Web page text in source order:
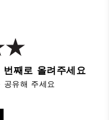
째로 올려주세요
공유해 주세요